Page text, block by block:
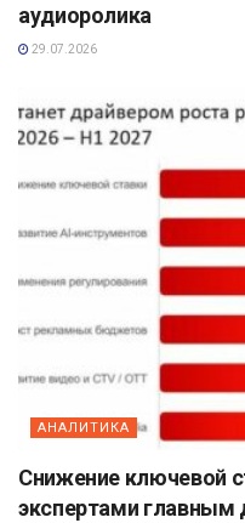
аудиоролика
29.07.2026
АНАЛИТИКА
Снижение ключевой
экспертами главным